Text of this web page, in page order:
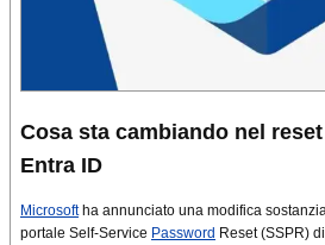
Cosa sta cambiando nel
Entra ID
Microsoftha annunciato una modifica
portale Self-Service Password Reset (SSPR)